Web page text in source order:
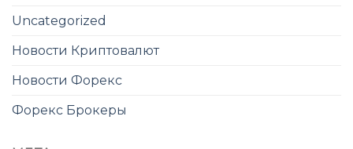
Uncategorized
Новости Криптовалют
Новости Форекс
Форекс Брокеры